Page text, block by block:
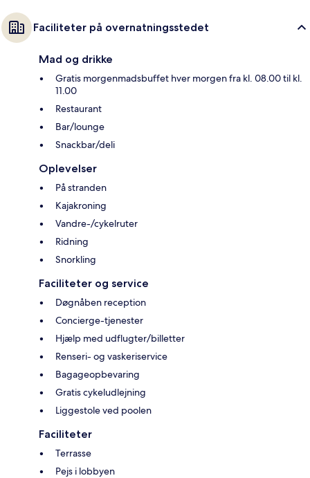
Faciliteter på overnatningsstedet
Mad og drikke
Gratis morgenmadsbuffet hver morgen fra kl. 08.00 til kl.
11.00
Restaurant
Bar/lounge
Snackbar/deli
Oplevelser
På stranden
Kajakroning
Vandre-/cykelruter
Ridning
Snorkling
Faciliteter og service
Døgnåben reception
Concierge-tjenester
Hjælp med udflugter/billetter
Renseri- og vaskeriservice
Bagageopbevaring
Gratis cykeludlejning
Liggestole ved poolen
Faciliteter
Terrasse
Pejs i lobbyen